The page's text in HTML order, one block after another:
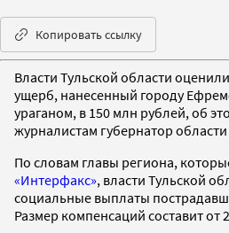
Копировать ссылку
Власти Тульской области
ущерб, нанесенный городу
ураганом, в 150 млн рублей, об
журналистам губернатор
По словам главы региона,
«Интерфакс», власти Тульской
социальные выплаты
Размер компенсаций составит от